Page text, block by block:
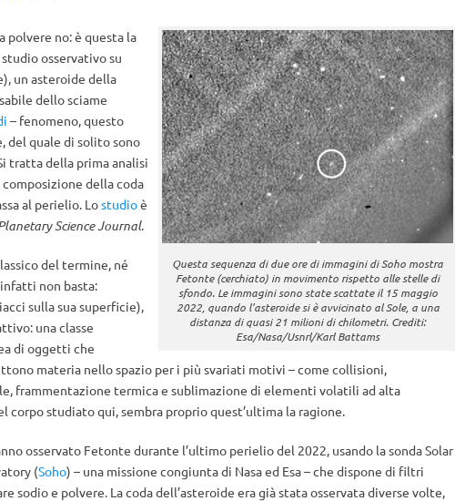
Questa sequenza di due ore di immagini di Soho mostra
Fetonte (cerchiato) in movimento rispetto alle stelle di
sfondo. Le immagini sono state scattate il 15 maggio
2022, quando l’asteroide si è avvicinato al Sole, a una
distanza di quasi 21 milioni di chilometri. Crediti:
Esa/Nasa/Usnrl/Karl Battams
polvere no: è questa la
osservativo su
un asteroide della
dello sciame
– fenomeno, questo
del quale di solito sono
tratta della prima analisi
della coda
al perielio. Lostudioè
Science Journal.
del termine, né
non basta:
sulla sua superficie),
una classe
di oggetti che
materia nello spazio per i più svariati motivi – come collisioni,
frammentazione termica e sublimazione di elementi volatili ad alta
corpo studiato qui, sembra proprio quest’ultima la ragione.
osservato Fetonte durante l’ultimo perielio del 2022, usando la sonda Solar
(Soho) – una missione congiunta di Nasa ed Esa – che dispone di filtri
sodio e polvere. La coda dell’asteroide era già stata osservata diverse volte,